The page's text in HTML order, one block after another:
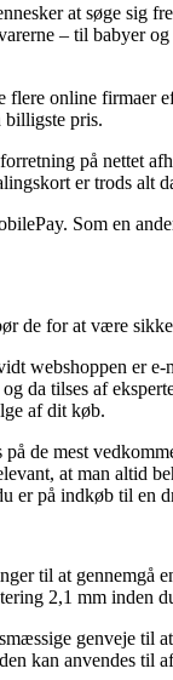
at søge sig
– til babyer
online firmaer
billigste pris.
på nettet
er trods alt
Som en
de for at være
webshoppen er
da tilses af
af dit køb.
de mest
at man altid
er på indkøb til en
til at gennemgå
2,1 mm inden
genveje til
kan anvendes til